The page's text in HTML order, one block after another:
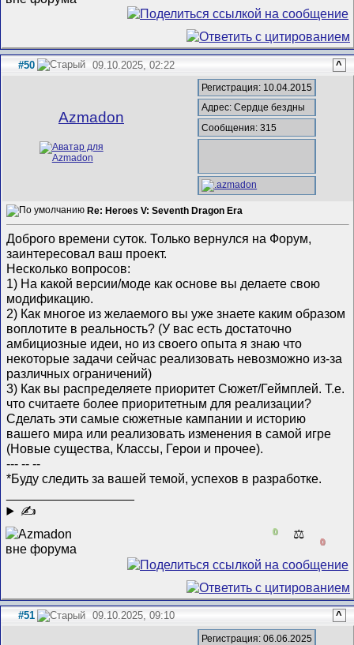
#50 09.10.2025, 02:22 ^
Azmadon
Регистрация: 10.04.2015
Адрес: Сердце бездны
Сообщения: 315
Re: Heroes V: Seventh Dragon Era
Доброго времени суток. Только вернулся на Форум,
заинтересовал ваш проект.
Несколько вопросов:
1) На какой версии/моде как основе вы делаете свою
модификацию.
2) Как многое из желаемого вы уже знаете каким образом
воплотите в реальность? (У вас есть достаточно
амбициозные идеи, но из своего опыта я знаю что
некоторые задачи сейчас реализовать невозможно из-за
различных ограничений)
3) Как вы распределяете приоритет Сюжет/Геймплей. Т.е.
что считаете более приоритетным для реализации?
Сделать эти самые сюжетные кампании и историю
вашего мира или реализовать изменения в самой игре
(Новые существа, Классы, Герои и прочее).
--- -- --
*Буду следить за вашей темой, успехов в разработке.
✍
0 ⚖️
0
#51 09.10.2025, 09:10 ^
Регистрация: 06.06.2025